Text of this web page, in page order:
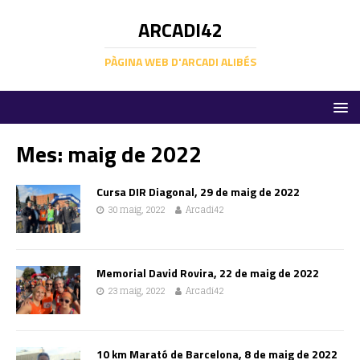
ARCADI42
PÀGINA WEB D'ARCADI ALIBÉS
Mes: maig de 2022
Cursa DIR Diagonal, 29 de maig de 2022
30 maig, 2022 Arcadi42
Memorial David Rovira, 22 de maig de 2022
23 maig, 2022 Arcadi42
10 km Marató de Barcelona, 8 de maig de 2022